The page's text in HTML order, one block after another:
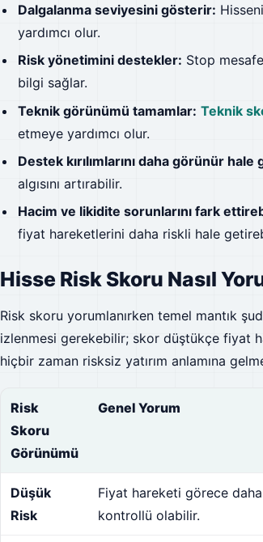
Dalgalanma seviyesini gösterir:
yardımcı olur.
Risk yönetimini destekler: Stop
bilgi sağlar.
Teknik görünümü tamamlar: Teknik
etmeye yardımcı olur.
Destek kırılımlarını daha görünür hale
algısını artırabilir.
Hacim ve likidite sorunlarını fark
fiyat hareketlerini daha riskli hale
Hisse Risk Skoru Nasıl
Risk skoru yorumlanırken temel mantık
izlenmesi gerekebilir; skor düştükçe fiyat
hiçbir zaman risksiz yatırım anlamına
Risk
Skoru
Görünümü
Genel Yorum
Düşük
Risk
Fiyat hareketi görece daha
kontrollü olabilir.